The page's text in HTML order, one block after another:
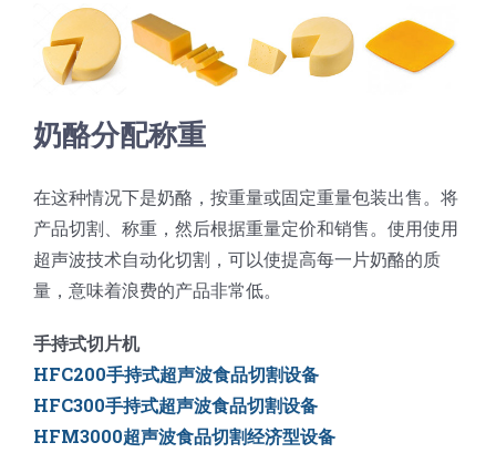
阿胶糕切片
谷物棒切割
奶酪分配称重
在这种情况下是奶酪，按重量或固定重量包装出售。将
产品切割、称重，然后根据重量定价和销售。使用使用
超声波技术自动化切割，可以使提高每一片奶酪的质
量，意味着浪费的产品非常低。
手持式切片机
HFC200手持式超声波食品切割设备
HFC300手持式超声波食品切割设备
HFM3000超声波食品切割经济型设备